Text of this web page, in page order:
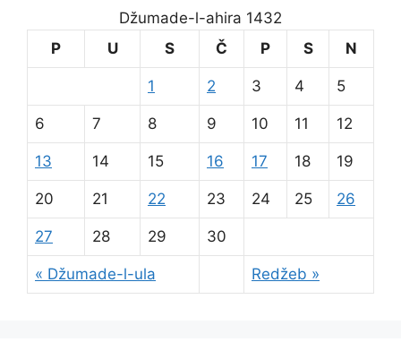
Džumade-l-ahira 1432
P
U S Č P S N
« Džumade-l-ula Redžeb »
1 2 3 4 5
6 7 8 9 10 11 12
13 14 15 16 17 18 19
20 21 22 23 24 25 26
27 28 29 30